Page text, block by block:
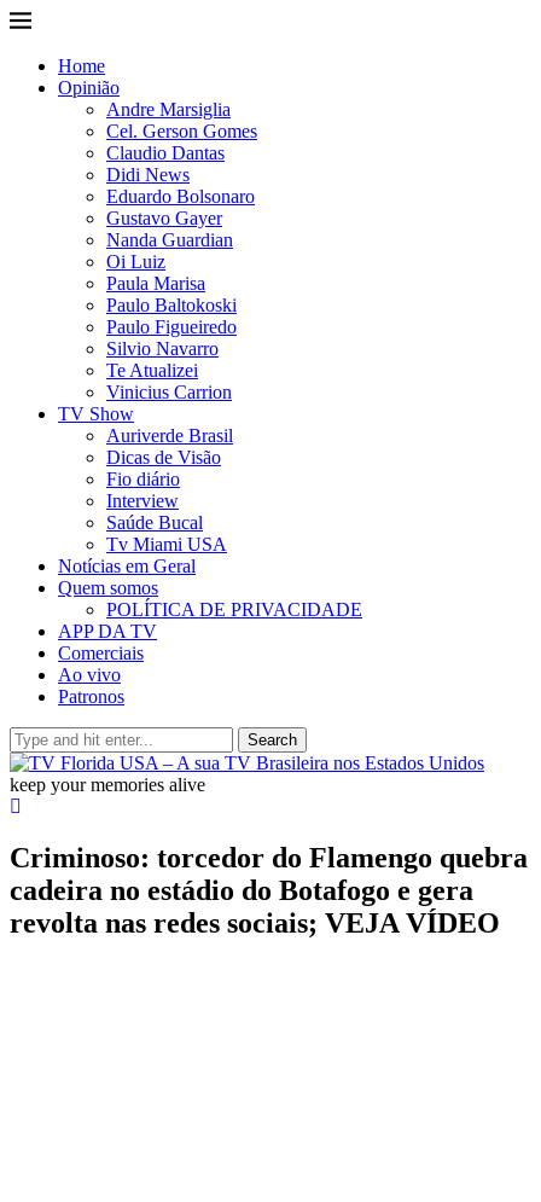
Home
Opinião
Andre Marsiglia
Cel. Gerson Gomes
Claudio Dantas
Didi News
Eduardo Bolsonaro
Gustavo Gayer
Nanda Guardian
Oi Luiz
Paula Marisa
Paulo Baltokoski
Paulo Figueiredo
Silvio Navarro
Te Atualizei
Vinicius Carrion
TV Show
Auriverde Brasil
Dicas de Visão
Fio diário
Interview
Saúde Bucal
Tv Miami USA
Notícias em Geral
Quem somos
POLÍTICA DE PRIVACIDADE
APP DA TV
Comerciais
Ao vivo
Patronos
Search
keep your memories alive
Criminoso: torcedor do Flamengo quebra
cadeira no estádio do Botafogo e gera
revolta nas redes sociais; VEJA VÍDEO